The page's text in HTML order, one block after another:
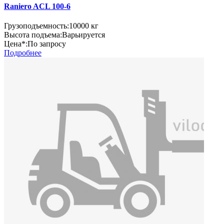
Raniero ACL 100-6
Грузоподъемность:10000 кг
Высота подъема:Варьируется
Цена*:По запросу
Подробнее